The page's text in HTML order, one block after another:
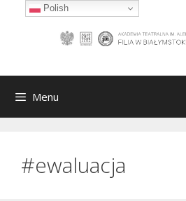
Przejdź
Menu
#ewaluacja
Polish